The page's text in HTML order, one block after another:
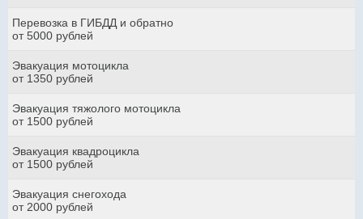
Перевозка в ГИБДД и обратно
от 5000 рублей
Эвакуация мотоцикла
от 1350 рублей
Эвакуация тяжолого мотоцикла
от 1500 рублей
Эвакуация квадроцикла
от 1500 рублей
Эвакуация снегохода
от 2000 рублей